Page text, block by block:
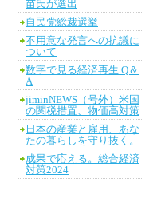
苗氏が選出
自民党総裁選挙
不用意な発言への抗議に
ついて
数字で見る経済再生 Q＆
A
jiminNEWS（号外）米国
の関税措置、物価高対策
日本の産業と雇用、あな
たの暮らしを守り抜く。
成果で応える。総合経済
対策2024